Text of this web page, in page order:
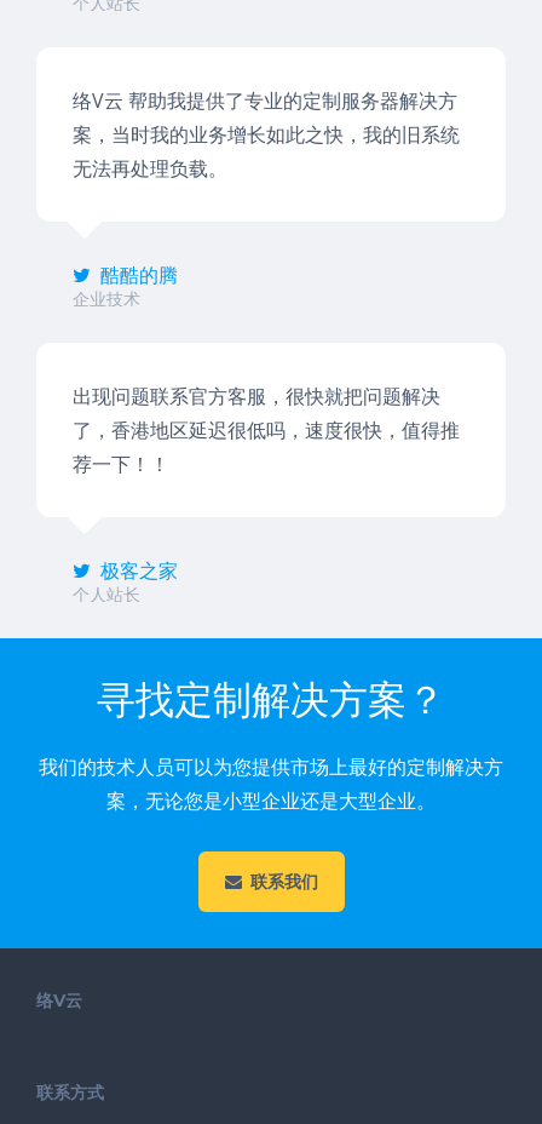
络V云 帮助我提供了专业的定制服务器解决方
案，当时我的业务增长如此之快，我的旧系统
无法再处理负载。
酷酷的腾
企业技术
出现问题联系官方客服，很快就把问题解决
了，香港地区延迟很低吗，速度很快，值得推
荐一下！！
极客之家
个人站长
寻找定制解决方案？
我们的技术人员可以为您提供市场上最好的定制解决方
案，无论您是小型企业还是大型企业。
联系我们
络V云
联系方式